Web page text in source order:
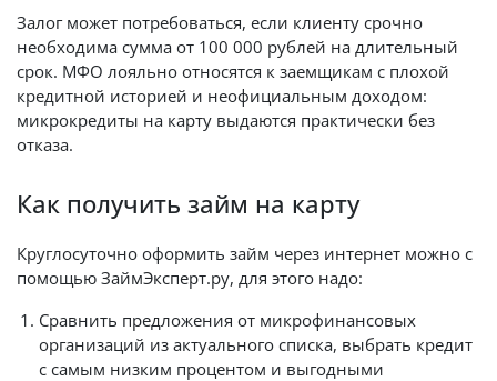
Залог может потребоваться, если клиенту срочно
необходима сумма от 100 000 рублей на длительный
срок. МФО лояльно относятся к заемщикам с плохой
кредитной историей и неофициальным доходом:
микрокредиты на карту выдаются практически без
отказа.
Как получить займ на карту
Круглосуточно оформить займ через интернет можно с
помощью ЗаймЭксперт.ру, для этого надо:
Сравнить предложения от микрофинансовых
организаций из актуального списка, выбрать кредит
с самым низким процентом и выгодными